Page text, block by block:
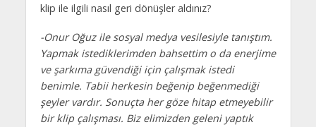
klip ile ilgili nasıl geri dönüşler aldınız?
-Onur Oğuz ile sosyal medya vesilesiyle tanıştım.
Yapmak istediklerimden bahsettim o da enerjime
ve şarkıma güvendiği için çalışmak istedi
benimle. Tabii herkesin beğenip beğenmediği
şeyler vardır. Sonuçta her göze hitap etmeyebilir
bir klip çalışması. Biz elimizden geleni yaptık